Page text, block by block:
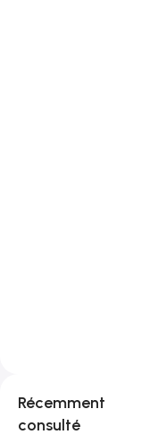
Récemment
consulté